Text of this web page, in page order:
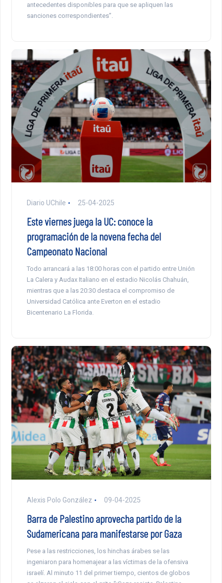
antecedentes disponibles para que se apliquen las
sanciones correspondientes”.
Diario UChile 25-04-2025
Este viernes juega la UC: conoce la
programación de la novena fecha del
Campeonato Nacional
Todo arrancará a las 18:00 horas con el partido entre Unión
La Calera y Audax Italiano en el estadio Nicolás Chahuán,
mientras que a las 20:30 destaca el compromiso de
Universidad Católica ante Everton en el estadio
Bicentenario La Florida.
Alexis Polo González 09-04-2025
Barra de Palestino aprovecha partido de la
Sudamericana para manifestarse por Gaza
Pese a las restricciones, los hinchas árabes se las
ingeniaron para homenajear a las víctimas de la ofensiva
israelí. Al minuto 11 del primer tiempo, cientos de globos